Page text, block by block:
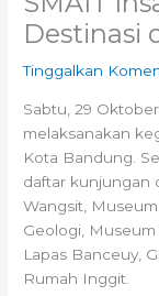
Destinasi
Tinggalkan
Sabtu, 29
melaksanakan
Kota Bandung.
daftar kunjungan
Wangsit,
Geologi,
Lapas Banceuy,
Rumah Inggit.